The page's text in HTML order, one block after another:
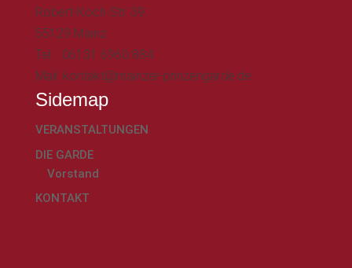
Robert-Koch-Str. 39
55129 Mainz
Tel.: 06131 6960 884
Mail: kontakt@mainzer-prinzengarde.de
Sidemap
VERANSTALTUNGEN
DIE GARDE
Vorstand
KONTAKT